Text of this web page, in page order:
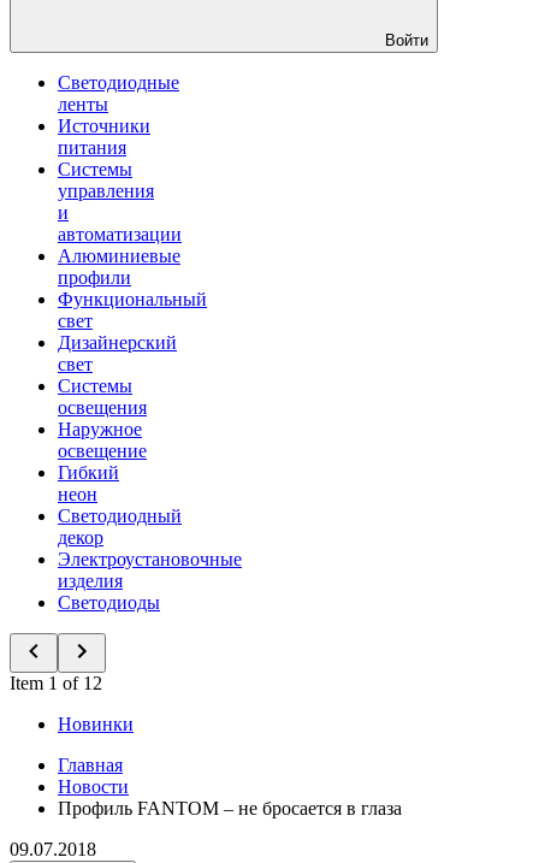
Войти
Светодиодные
ленты
Источники
питания
Системы
управления
и
автоматизации
Алюминиевые
профили
Функциональный
свет
Дизайнерский
свет
Системы
освещения
Наружное
освещение
Гибкий
неон
Светодиодный
декор
Электроустановочные
изделия
Светодиоды
Item 1 of 12
Новинки
Главная
Новости
Профиль FANTOM – не бросается в глаза
09.07.2018